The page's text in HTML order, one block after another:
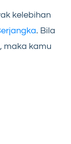
kelebihan
. Bila
maka kamu